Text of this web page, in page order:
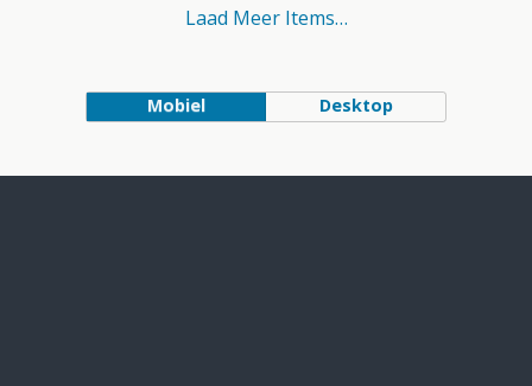
Laad Meer Items…
Mobiel Desktop